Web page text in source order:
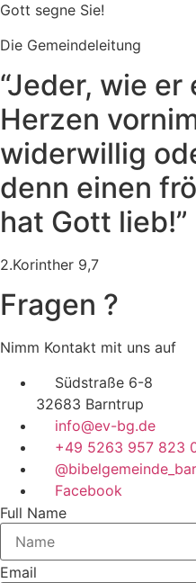
Gott segne Sie!
Die Gemeindeleitung
“Jeder, wie er
Herzen
widerwillig
denn einen
hat Gott lieb!”
2.Korinther 9,7
Fragen ?
Nimm Kontakt mit uns auf
Südstraße 6-8
32683 Barntrup
info@ev-bg.de
+49 5263 957 823
Facebook
Full Name
Email